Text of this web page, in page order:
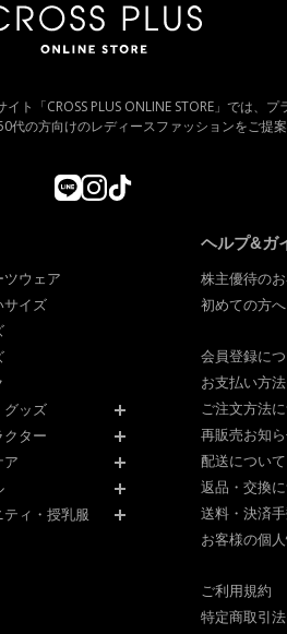
ト「CROSS PLUS ONLINE STORE」では、
代の方向けのレディースファッションをご提案
ツウェア
サイズ
グッズ
クター
ア
ティ・授乳服
ヘルプ&ガ
株主優待の
初めての方へ
会員登録に
お支払い方
ご注文方法
再販売お知
配送について
返品・交換
送料・決済
お客様の個
ご利用規約
特定商取引